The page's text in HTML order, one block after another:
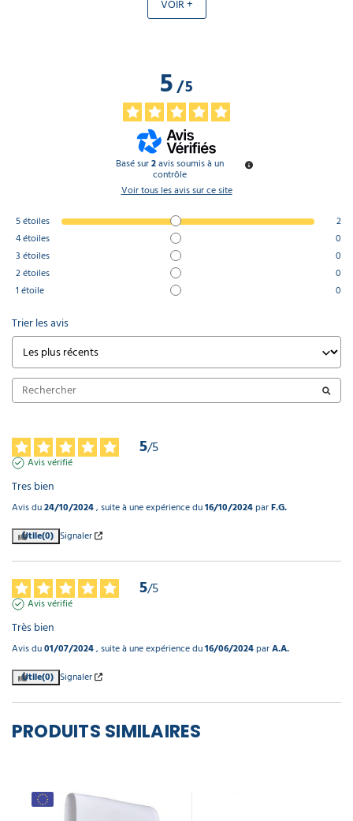
VOIR +
PRODUITS SIMILAIRES
5/5
Basé sur2avis soumis à un
contrôle
Voir tous les avis sur ce site
5étoiles
2
4étoiles
0
3 étoiles
0
2étoiles
0
1 étoile 0
Trier les avis
5/5
Avis vérifié
Tres bien
Avis du24/10/2024, suite à une expérience du16/10/2024parF.G.
Utile(0) Signaler
5/5
Avis vérifié
Très bien
Avis du01/07/2024, suite à une expérience du16/06/2024parA.A.
Utile(0) Signaler